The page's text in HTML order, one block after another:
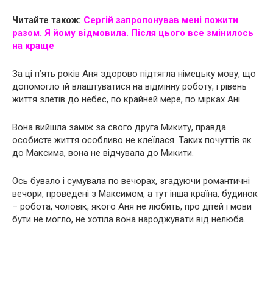
Читайте також: Сергій запропонував мені пожити
разом. Я йому відмовила. Після цього все змінилось
на краще
За ці п’ять років Аня здорово підтягла німецьку мову, що
допомогло їй влаштуватися на відмінну роботу, і рівень
життя злетів до небес, по крайней мере, по мірках Ані.
Вона вийшла заміж за свого друга Микиту, правда
особисте життя особливо не клеїлася. Таких почуттів як
до Максима, вона не відчувала до Микити.
Ось бувало і сумувала по вечорах, згадуючи романтичні
вечори, проведені з Максимом, а тут інша країна, будинок
– робота, чоловік, якого Аня не любить, про дітей і мови
бути не могло, не хотіла вона народжувати від нелюба.